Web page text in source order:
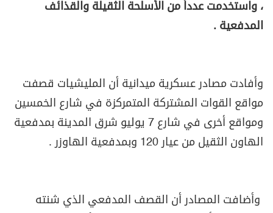
، واستخدمت عدداً من الأسلحة الثقيلة والقذائف
المدفعية .
وأفادت مصادر عسكرية ميدانية أن المليشيات قصفت
مواقع القوات المشتركة المتمركزة في شارع الخمسين
ومواقع أخرى في شارع 7 يوليو شرق المدينة بمدفعية
الهاون الثقيل من عيار 120 وبمدفعية الهاوزر .
وأضافت المصادر أن القصف المدفعي الذي شنته